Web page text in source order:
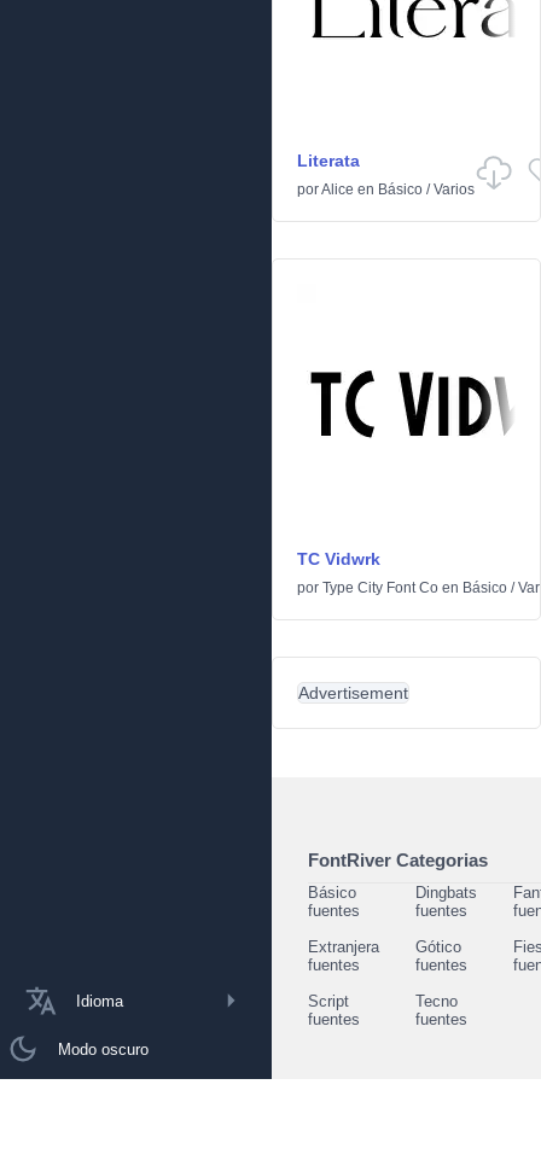
Idioma
Modo oscuro
Literata
porAlice en Básico /Varios
TC Vidwrk
por Type City Font Co en Básico /
Advertisement
FontRiver Categorias
Básico
fuentes
Dingbats
fuentes
Extranjera
fuentes
Gótico
fuentes
Script
fuentes
Tecno
fuentes